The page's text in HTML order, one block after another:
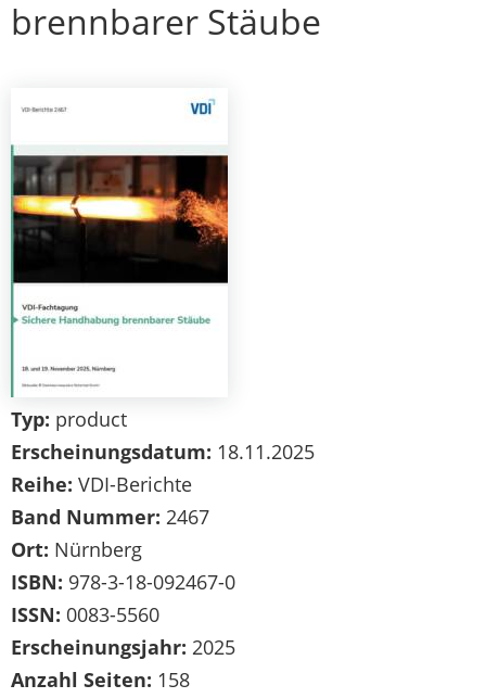
brennbarer Stäube
Typ: product
Erscheinungsdatum: 18.11.2025
Reihe: VDI-Berichte
Band Nummer: 2467
Ort: Nürnberg
ISBN: 978-3-18-092467-0
ISSN: 0083-5560
Erscheinungsjahr: 2025
Anzahl Seiten: 158